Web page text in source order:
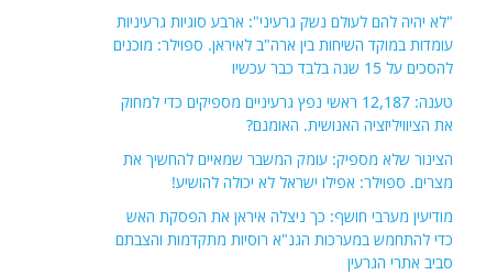
"לא יהיה להם לעולם נשק גרעיני": ארבע סוגיות גרעיניות
עומדות במוקד השיחות בין ארה"ב לאיראן. ספוילר: מוכנים
להסכים על 15 שנה בלבד כבר עכשיו
טענה: 12,187 ראשי נפץ גרעיניים מספיקים כדי למחוק
את הציוויליזציה האנושית. האומנם?
הצינור שלא מספיק: עומק המשבר שמאיים להחשיך את
מצרים. ספוילר: אפילו ישראל לא יכולה להושיע!
מודיעין מערבי חושף: כך ניצלה איראן את הפסקת האש
כדי להתחמש במערכות הגנ"א רוסיות מתקדמות והצבתם
סביב אתרי הגרעין